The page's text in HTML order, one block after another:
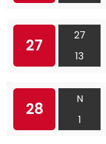
27
27
13
28
N
1